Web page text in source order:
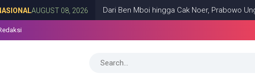
AUGUST 08, 2026 Dari Ben Mboi hingga Cak Noer, Prabowo Ungkap